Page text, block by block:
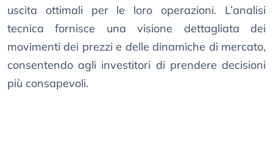
uscita ottimali per le loro operazioni. L’analisi
tecnica fornisce una visione dettagliata dei
movimenti dei prezzi e delle dinamiche di mercato,
consentendo agli investitori di prendere decisioni
più consapevoli.